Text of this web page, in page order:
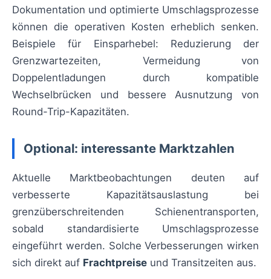
Dokumentation und optimierte Umschlagsprozesse
können die operativen Kosten erheblich senken.
Beispiele für Einsparhebel: Reduzierung der
Grenzwartezeiten, Vermeidung von
Doppelentladungen durch kompatible
Wechselbrücken und bessere Ausnutzung von
Round-Trip-Kapazitäten.
Optional: interessante Marktzahlen
Aktuelle Marktbeobachtungen deuten auf
verbesserte Kapazitätsauslastung bei
grenzüberschreitenden Schienentransporten,
sobald standardisierte Umschlagsprozesse
eingeführt werden. Solche Verbesserungen wirken
sich direkt auf Frachtpreise und Transitzeiten aus.